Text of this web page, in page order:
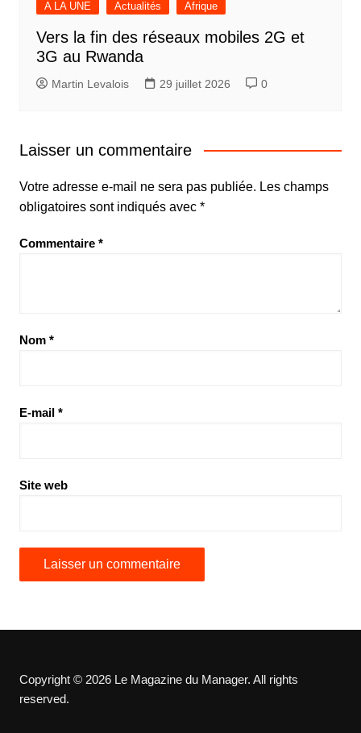
A LA UNE Actualités Afrique
Vers la fin des réseaux mobiles 2G et
3G au Rwanda
Martin Levalois 29 juillet 2026 0
Laisser un commentaire
Votre adresse e-mail ne sera pas publiée. Les champs
obligatoires sont indiqués avec *
Commentaire *
Nom *
E-mail *
Site web
Copyright © 2026 Le Magazine du Manager. All rights
reserved.